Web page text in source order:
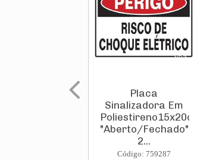
Placa
Sinalizadora Em
Poliestireno15x20cm
"Aberto/Fechado"
2...
Código: 759287